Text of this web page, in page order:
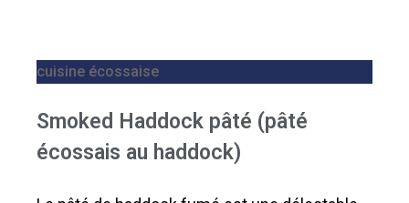
cuisine écossaise
Smoked Haddock pâté (pâté
écossais au haddock)